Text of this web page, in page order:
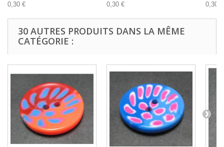
0,30 €
0,30 €
0,30 €
30 AUTRES PRODUITS DANS LA MÊME
CATÉGORIE :